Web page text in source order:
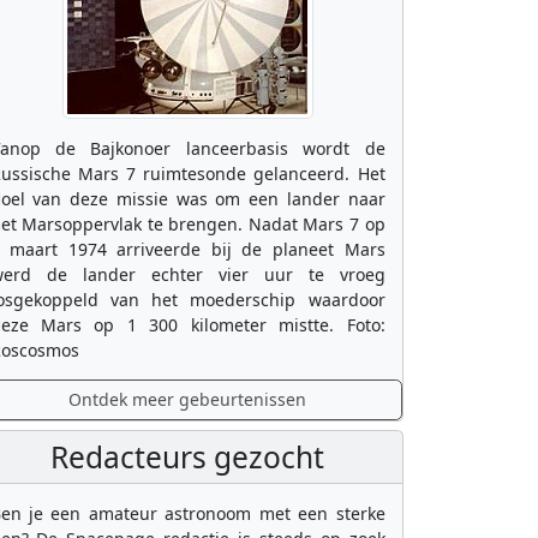
de Bajkonoer lanceerbasis wordt de
Mars 7 ruimtesonde gelanceerd. Het
van deze missie was om een lander naar
Marsoppervlak te brengen. Nadat Mars 7 op
maart 1974 arriveerde bij de planeet Mars
de lander echter vier uur te vroeg
van het moederschip waardoor
Mars op 1 300 kilometer mistte. Foto:
Ontdek meer gebeurtenissen
Redacteurs gezocht
je een amateur astronoom met een sterke